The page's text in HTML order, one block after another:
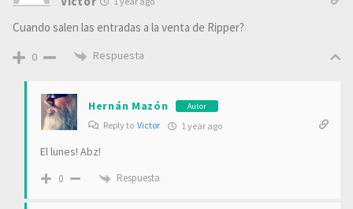
Cuando salen las entradas a la venta de Ripper?
0 Respuesta
Hernán Mazón Autor
Reply to Victor 1 year ago
El lunes! Abz!
0 Respuesta